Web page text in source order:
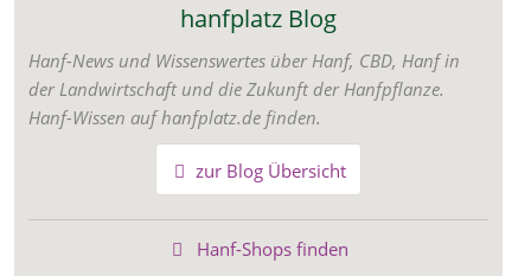
hanfplatz Blog
Hanf-News und Wissenswertes über Hanf, CBD, Hanf in
der Landwirtschaft und die Zukunft der Hanfpflanze.
Hanf-Wissen auf hanfplatz.de finden.
zur Blog Übersicht
Hanf-Shops finden